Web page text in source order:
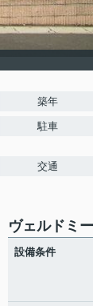
築年
駐車
交通
ヴェルドミ
設備条件